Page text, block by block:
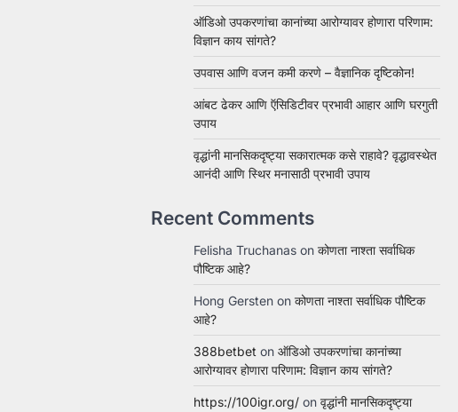
ऑडिओ उपकरणांचा कानांच्या आरोग्यावर होणारा परिणाम:
विज्ञान काय सांगते?
उपवास आणि वजन कमी करणे – वैज्ञानिक दृष्टिकोन!
आंबट ढेकर आणि ऍसिडिटीवर प्रभावी आहार आणि घरगुती
उपाय
वृद्धांनी मानसिकदृष्ट्या सकारात्मक कसे राहावे? वृद्धावस्थेत
आनंदी आणि स्थिर मनासाठी प्रभावी उपाय
Recent Comments
Felisha Truchanas on कोणता नाश्ता सर्वाधिक
पौष्टिक आहे?
Hong Gersten on कोणता नाश्ता सर्वाधिक पौष्टिक
आहे?
388betbet on ऑडिओ उपकरणांचा कानांच्या
आरोग्यावर होणारा परिणाम: विज्ञान काय सांगते?
https://100igr.org/ on वृद्धांनी मानसिकदृष्ट्या